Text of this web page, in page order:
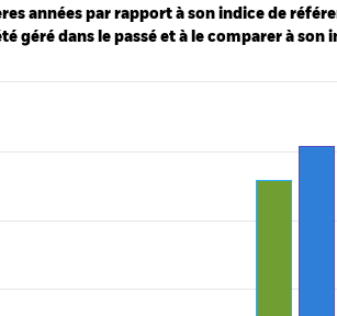
années par rapport à son indice de
géré dans le passé et à le comparer à son
series.